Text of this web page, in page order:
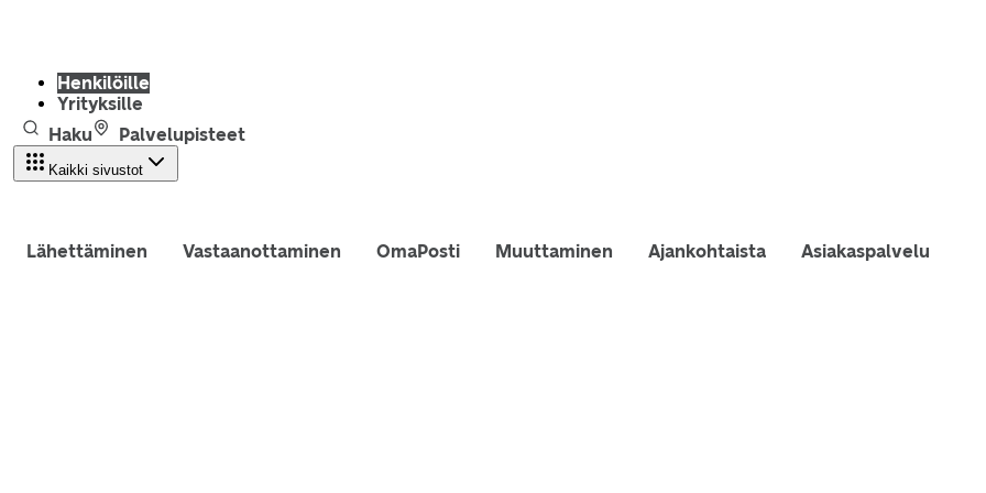
Henkilöille
Yrityksille
Haku
Palvelupisteet
Kaikki sivustot
Lähettäminen Vastaanottaminen OmaPosti Muuttaminen Ajankohtaista Asiakaspalvelu